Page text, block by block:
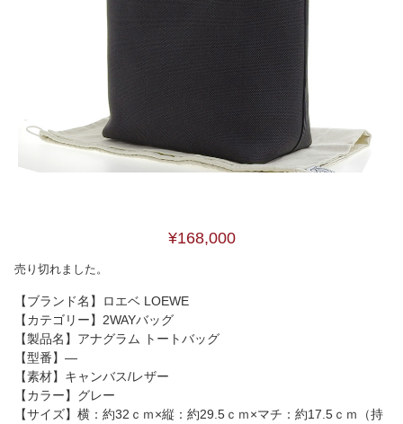
¥168,000
売り切れました。
【ブランド名】ロエベ LOEWE
【カテゴリー】2WAYバッグ
【製品名】アナグラム トートバッグ
【型番】―
【素材】キャンバス/レザー
【カラー】グレー
【サイズ】横：約32ｃｍ×縦：約29.5ｃｍ×マチ：約17.5ｃｍ（持